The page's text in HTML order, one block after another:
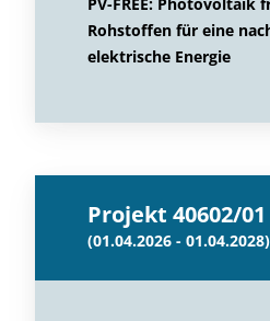
Rohstoffen für eine
elektrische Energie
Projekt 40602/01
(01.04.2026 - 01.04.2028)